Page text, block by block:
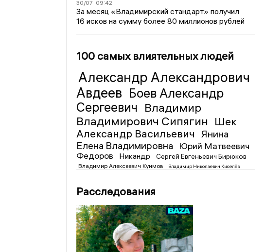
30/07 09:42
За месяц «Владимирский стандарт» получил
16 исков на сумму более 80 миллионов рублей
100 самых влиятельных людей
Александр Александрович
Авдеев Боев Александр
Сергеевич Владимир
Владимирович Сипягин Шек
Александр Васильевич
Янина
Елена Владимировна
Юрий Матвеевич
Федоров
Никандр Сергей Евгеньевич Бирюков
Владимир Алексеевич Куимов Владимир Николаевич Киселёв
Расследования